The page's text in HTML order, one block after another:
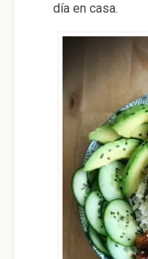
día en casa.